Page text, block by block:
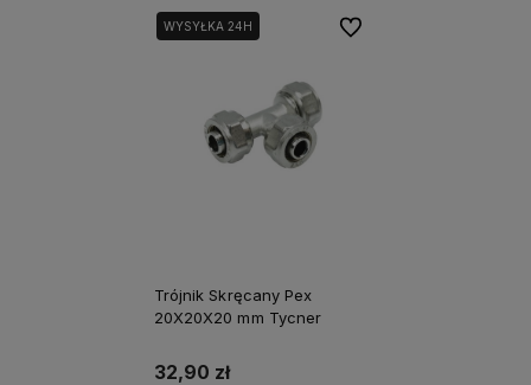
WYSYŁKA 24H
Trójnik Skręcany Pex
20X20X20 mm Tycner
32,90 zł
Do ulubionych